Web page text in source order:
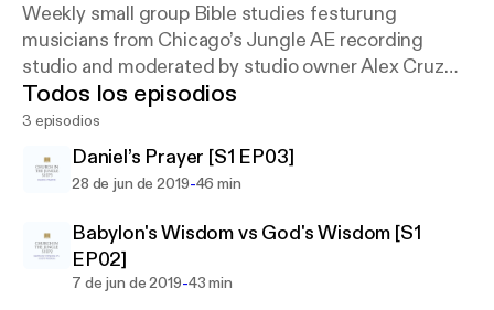
Weekly small group Bible studies festurung
musicians from Chicago’s Jungle AE recording
studio and moderated by studio owner Alex Cruz
aka Sophia’s Dad.
Todos los episodios
3 episodios
Daniel’s Prayer [S1 EP03]
28 de jun de 2019-46 min
Babylon's Wisdom vs God's Wisdom [S1
EP02]
7 de jun de 2019-43 min